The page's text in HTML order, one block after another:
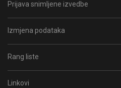
Prijava snimljene izvedbe
Izmjena podataka
Rang liste
Linkovi